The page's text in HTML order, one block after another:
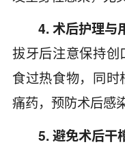
4. 术后护理与
拔牙后注意保持
食过热食物，同
痛药，预防术后感
5. 避免术后干